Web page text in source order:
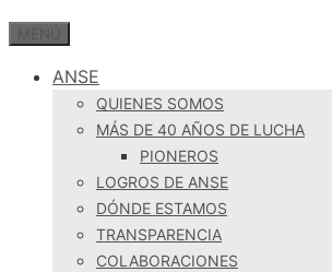
ANSE
QUIENES SOMOS
MÁS DE 40 AÑOS DE LUCHA
PIONEROS
LOGROS DE ANSE
DÓNDE ESTAMOS
TRANSPARENCIA
COLABORACIONES